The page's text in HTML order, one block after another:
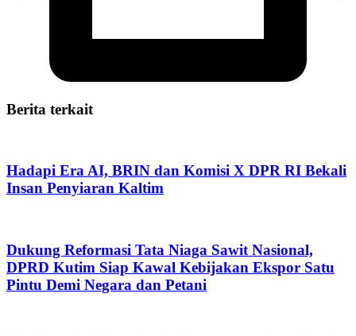
Berita terkait
Hadapi Era AI, BRIN dan Komisi X DPR RI Bekali
Insan Penyiaran Kaltim
Dukung Reformasi Tata Niaga Sawit Nasional,
DPRD Kutim Siap Kawal Kebijakan Ekspor Satu
Pintu Demi Negara dan Petani